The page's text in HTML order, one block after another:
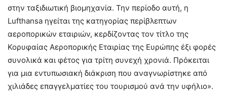
στην ταξιδιωτική βιομηχανία. Την περίοδο αυτή, η
Lufthansa ηγείται της κατηγορίας περίβλεπτων
αεροπορικών εταιριών, κερδίζοντας τον τίτλο της
Κορυφαίας Αεροπορικής Εταιρίας της Ευρώπης έξι φορές
συνολικά και φέτος για τρίτη συνεχή χρονιά. Πρόκειται
για μια εντυπωσιακή διάκριση που αναγνωρίστηκε από
χιλιάδες επαγγελματίες του τουρισμού ανά την υφήλιο».